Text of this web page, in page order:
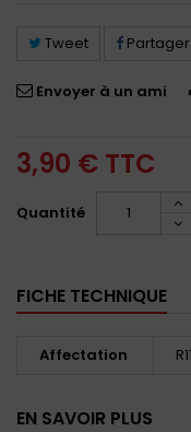
Tweet Partager
Envoyer à un ami
3,90 € TTC
Quantité
FICHE TECHNIQUE
Affectation
EN SAVOIR PLUS